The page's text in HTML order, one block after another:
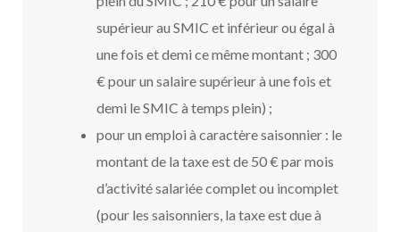
supérieur au SMIC et inférieur ou égal à
une fois et demi ce même montant ; 300
€ pour un salaire supérieur à une fois et
demi le SMIC à temps plein) ;
pour un emploi à caractère saisonnier : le
montant de la taxe est de 50 € par mois
d’activité salariée complet ou incomplet
(pour les saisonniers, la taxe est due à